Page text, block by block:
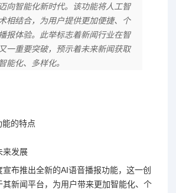
向智能化新时代。该功能将人工智
相结合，为用户提供更加便捷、个
报体验。此举标志着新闻行业在智
一重要突破，预示着未来新闻获取
能化、多样化。
的特点
来发展
布推出全新的AI语音播报功能，这一创
新闻平台，为用户带来更加智能化、个